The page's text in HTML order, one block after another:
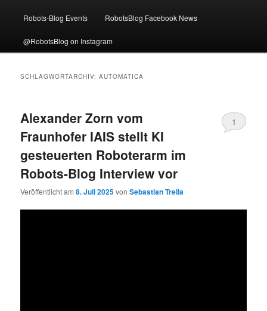
Robots-Blog Events RobotsBlog Facebook News
@RobotsBlog on Instagram
SCHLAGWORTARCHIV:AUTOMATICA
Alexander Zorn vom
Fraunhofer IAIS stellt KI
gesteuerten Roboterarm im
Robots-Blog Interview vor
Veröffentlicht am8. Juli 2025vonSebastian Trella
1